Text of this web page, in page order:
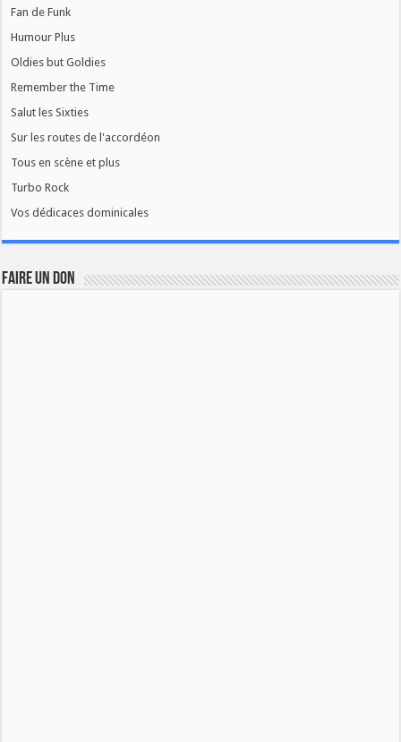
Fan de Funk
Humour Plus
Oldies but Goldies
Remember the Time
Salut les Sixties
Sur les routes de l'accordéon
Tous en scène et plus
Turbo Rock
Vos dédicaces dominicales
FAIRE UN DON